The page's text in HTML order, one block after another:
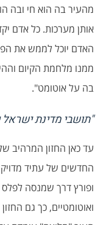
מהעיר בה הוא חי ובה
אותן מערכות. כל אדם
האדם יוכל לממש את
ממנו מלחמת הקיום
בה על אוטומט".
"תושבי מדינת
עד כאן החזון המרהיב
החדשים של עתיד מדויק
ופורץ דרך שמנסה לפלס
ואוטומטיים, כך גם